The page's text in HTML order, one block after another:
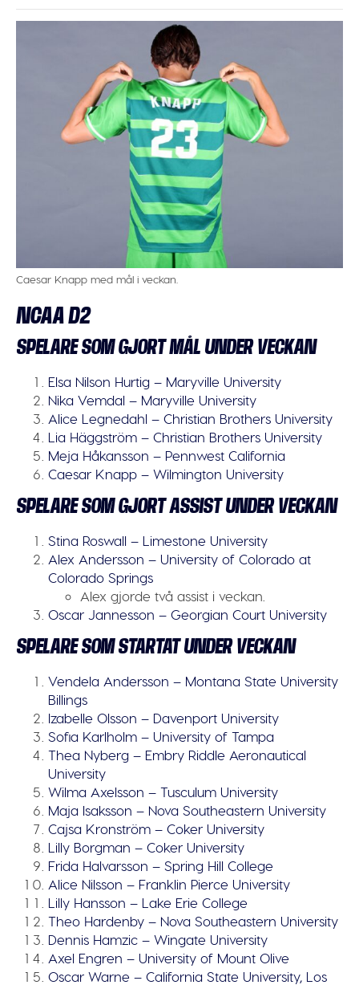
Caesar Knapp med mål i veckan.
NCAA D2
SPELARE SOM GJORT MÅL UNDER VECKAN
Elsa Nilson Hurtig – Maryville University
Nika Vemdal – Maryville University
Alice Legnedahl – Christian Brothers University
Lia Häggström – Christian Brothers University
Meja Håkansson – Pennwest California
Caesar Knapp – Wilmington University
SPELARE SOM GJORT ASSIST UNDER VECKAN
Stina Roswall – Limestone University
Alex Andersson – University of Colorado at
Colorado Springs
Alex gjorde två assist i veckan.
Oscar Jannesson – Georgian Court University
SPELARE SOM STARTAT UNDER VECKAN
Vendela Andersson – Montana State University
Billings
Izabelle Olsson – Davenport University
Sofia Karlholm – University of Tampa
Thea Nyberg – Embry Riddle Aeronautical
University
Wilma Axelsson – Tusculum University
Maja Isaksson – Nova Southeastern University
Cajsa Kronström – Coker University
Lilly Borgman – Coker University
Frida Halvarsson – Spring Hill College
Alice Nilsson – Franklin Pierce University
Lilly Hansson – Lake Erie College
Theo Hardenby – Nova Southeastern University
Dennis Hamzic – Wingate University
Axel Engren – University of Mount Olive
Oscar Warne – California State University, Los